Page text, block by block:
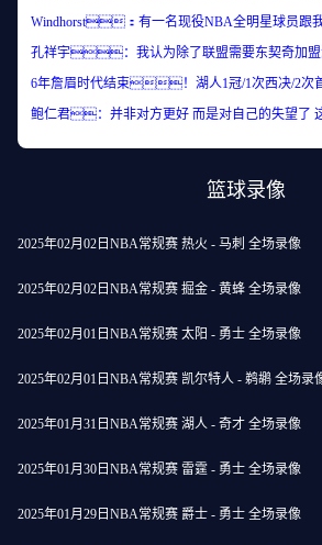
Windhorst：有一名现役NBA全明星球员跟
孔祥宇：我认为除了联盟需要东契奇加盟
6年詹眉时代结束！湖人1冠/1次西决/2次
鲍仁君：并非对方更好 而是对自己的失望了
篮球录像
2025年02月02日NBA常规赛 热火 - 马刺 全场录像
2025年02月02日NBA常规赛 掘金 - 黄蜂 全场录像
2025年02月01日NBA常规赛 太阳 - 勇士 全场录像
2025年02月01日NBA常规赛 凯尔特人 - 鹈鹕 全场录
2025年01月31日NBA常规赛 湖人 - 奇才 全场录像
2025年01月30日NBA常规赛 雷霆 - 勇士 全场录像
2025年01月29日NBA常规赛 爵士 - 勇士 全场录像